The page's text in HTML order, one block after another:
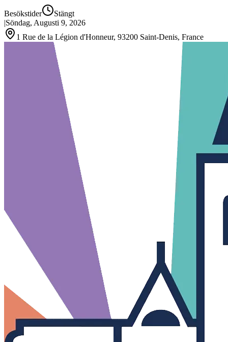
Besökstider
Stängt
|Söndag, Augusti 9, 2026
1 Rue de la Légion d'Honneur, 93200 Saint‑Denis, France